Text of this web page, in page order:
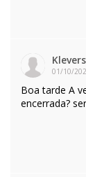
01/10/
Boa tarde A
encerrada?